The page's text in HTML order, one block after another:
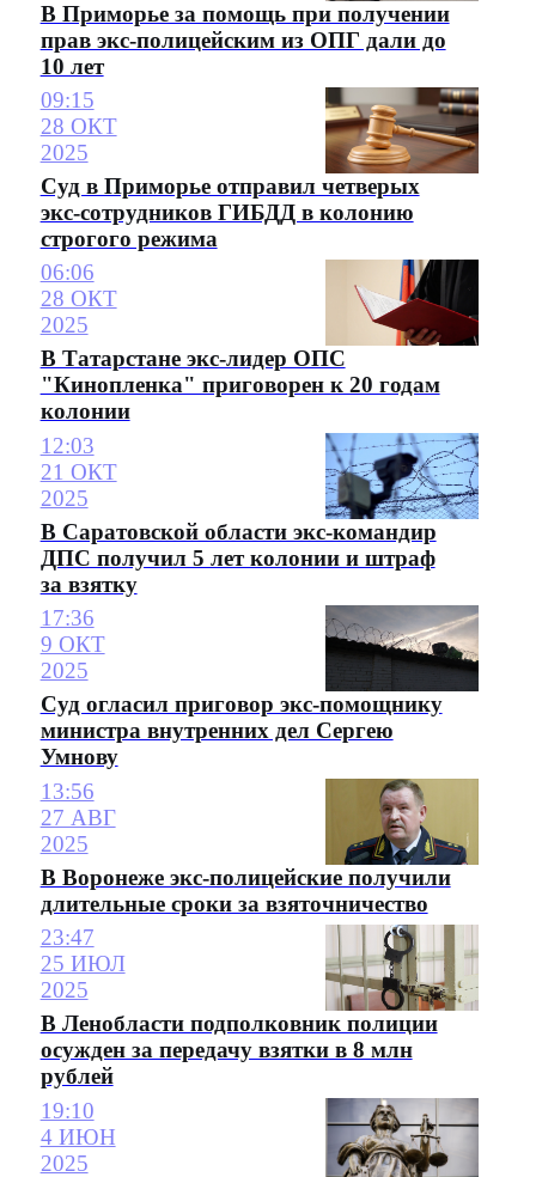
В Приморье за помощь при получении
прав экс-полицейским из ОПГ дали до
10 лет
09:15
28 ОКТ
2025
Суд в Приморье отправил четверых
экс-сотрудников ГИБДД в колонию
строгого режима
06:06
28 ОКТ
2025
В Татарстане экс-лидер ОПС
"Кинопленка" приговорен к 20 годам
колонии
12:03
21 ОКТ
2025
В Саратовской области экс-командир
ДПС получил 5 лет колонии и штраф
за взятку
17:36
9 ОКТ
2025
Суд огласил приговор экс-помощнику
министра внутренних дел Сергею
Умнову
13:56
27 АВГ
2025
В Воронеже экс-полицейские получили
длительные сроки за взяточничество
23:47
25 ИЮЛ
2025
В Ленобласти подполковник полиции
осужден за передачу взятки в 8 млн
рублей
19:10
4 ИЮН
2025